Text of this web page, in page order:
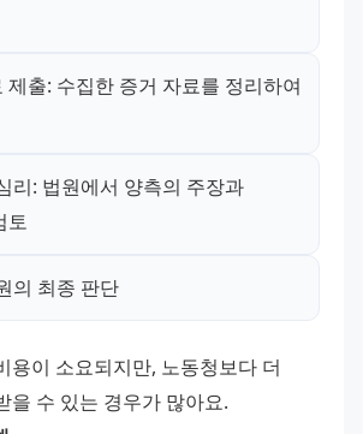
제출: 수집한 증거 자료를 정리하여
리: 법원에서 양측의 주장과
토
의 최종 판단
용이 소요되지만, 노동청보다 더
을 수 있는 경우가 많아요.